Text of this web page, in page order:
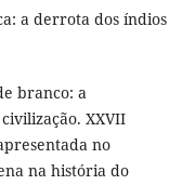
a derrota dos índios
branco: a
XXVII
no
na história do